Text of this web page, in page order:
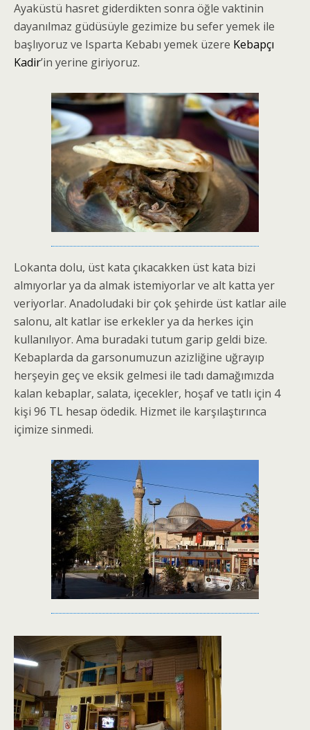
Ayaküstü hasret giderdikten sonra öğle vaktinin
dayanılmaz güdüsüyle gezimize bu sefer yemek ile
başlıyoruz ve Isparta Kebabı yemek üzere Kebapçı
Kadir’in yerine giriyoruz.
Lokanta dolu, üst kata çıkacakken üst kata bizi
almıyorlar ya da almak istemiyorlar ve alt katta yer
veriyorlar. Anadoludaki bir çok şehirde üst katlar aile
salonu, alt katlar ise erkekler ya da herkes için
kullanılıyor. Ama buradaki tutum garip geldi bize.
Kebaplarda da garsonumuzun azizliğine uğrayıp
herşeyin geç ve eksik gelmesi ile tadı damağımızda
kalan kebaplar, salata, içecekler, hoşaf ve tatlı için 4
kişi 96 TL hesap ödedik. Hizmet ile karşılaştırınca
içimize sinmedi.